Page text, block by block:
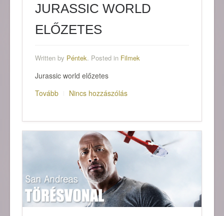
JURASSIC WORLD
ELŐZETES
Written by Péntek. Posted in Filmek
Jurassic world előzetes
Tovább
Nincs hozzászólás